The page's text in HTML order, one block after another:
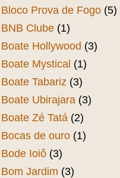
Bloco Prova de Fogo (5)
BNB Clube (1)
Boate Hollywood (3)
Boate Mystical (1)
Boate Tabariz (3)
Boate Ubirajara (3)
Boate Zé Tatá (2)
Bocas de ouro (1)
Bode Ioiô (3)
Bom Jardim (3)